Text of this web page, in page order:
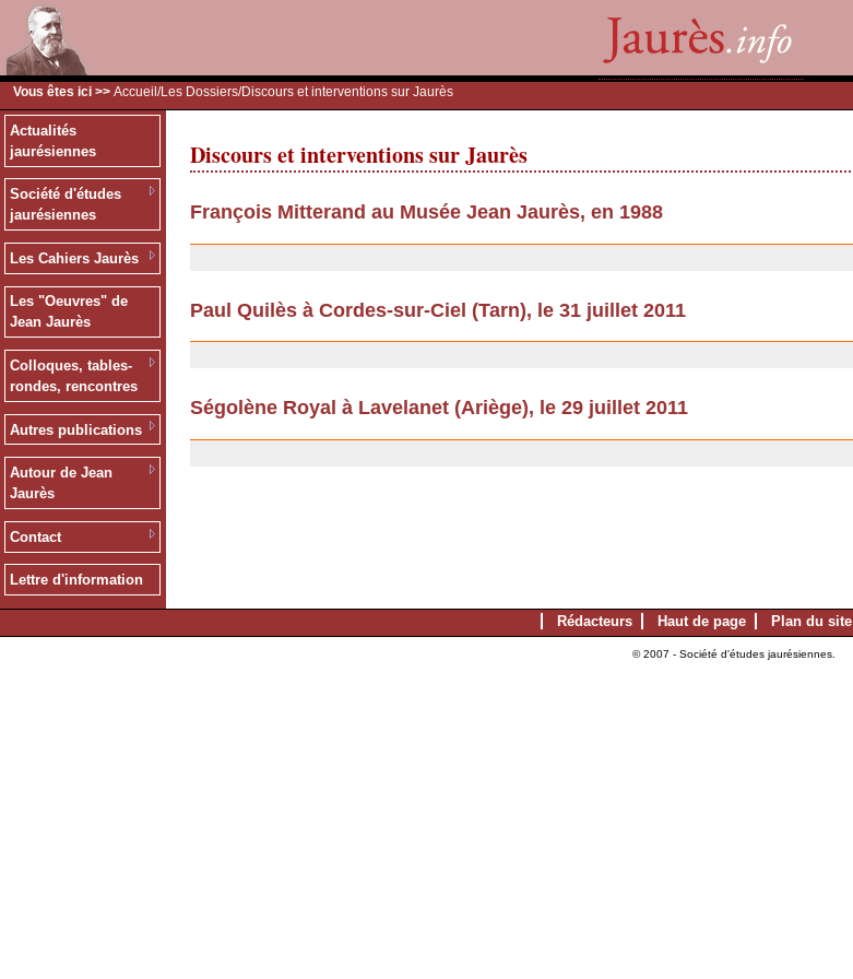
Vous êtes ici >> Accueil /Les Dossiers/Discours et interventions sur Jaurès
Actualités
jaurésiennes
Société d'études
jaurésiennes
Les Cahiers Jaurès
Les "Oeuvres" de
Jean Jaurès
Colloques, tables-
rondes, rencontres
Autres publications
Autour de Jean
Jaurès
Contact
Lettre d'information
Discours et interventions sur Jaurès
François Mitterand au Musée Jean Jaurès, en 1988
Paul Quilès à Cordes-sur-Ciel (Tarn), le 31 juillet 2011
Ségolène Royal à Lavelanet (Ariège), le 29 juillet 2011
Rédacteurs Haut de page Plan du site
© 2007 - Société d'études jaurésiennes.